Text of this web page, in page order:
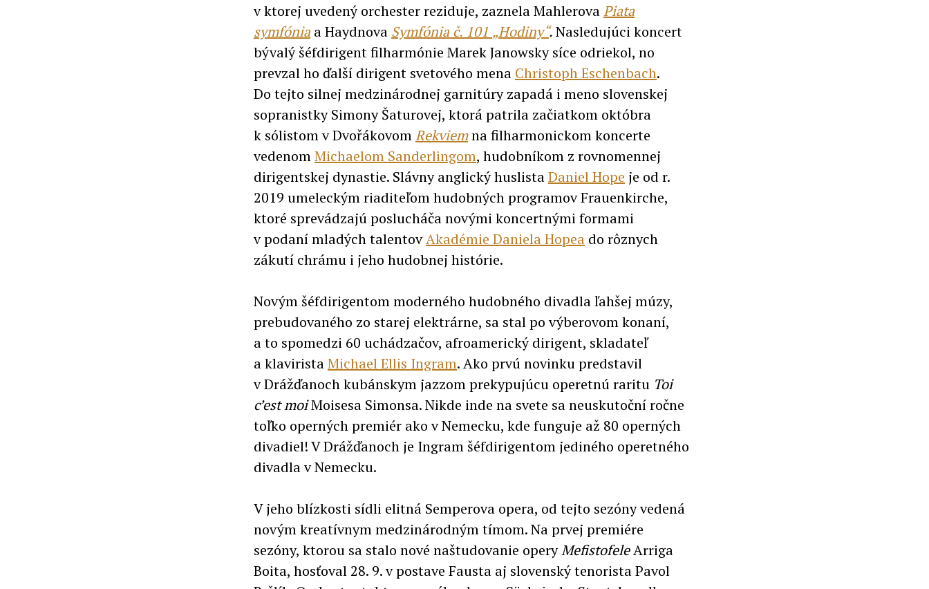
v ktorej uvedený orchester reziduje, zaznela MahlerovaPiata
symfóniaa Haydnova Symfónia č. 101 „Hodiny“.Nasledujúci koncert
bývalý šéfdirigent filharmónie Marek Janowsky síce odriekol, no
prevzal ho ďalší dirigent svetového mena Christoph Eschenbach.
Do tejto silnej medzinárodnej garnitúry zapadá i meno slovenskej
sopranistky Simony Šaturovej, ktorá patrila začiatkom októbra
k sólistom v DvořákovomRekviemna filharmonickom koncerte
vedenomMichaelom Sanderlingom, hudobníkom z rovnomennej
dirigentskej dynastie. Slávny anglický huslistaDaniel Hope je od r.
2019 umeleckým riaditeľom hudobných programov Frauenkirche,
ktoré sprevádzajú poslucháča novými koncertnými formami
v podaní mladých talentovAkadémie Daniela Hopea do rôznych
zákutí chrámu i jeho hudobnej histórie.
Novým šéfdirigentom moderného hudobného divadla ľahšej múzy,
prebudovaného zo starej elektrárne, sa stal po výberovom konaní,
a to spomedzi 60 uchádzačov, afroamerický dirigent, skladateľ
a klaviristaMichael Ellis Ingram. Ako prvú novinku predstavil
v Drážďanoch kubánskym jazzom prekypujúcu operetnú raritu Toi
c’est moiMoisesa Simonsa. Nikde inde na svete sa neuskutoční ročne
toľko operných premiér ako v Nemecku, kde funguje až 80 operných
divadiel! V Drážďanoch je Ingram šéfdirigentom jediného operetného
divadla v Nemecku.
V jeho blízkosti sídli elitná Semperova opera, od tejto sezóny vedená
novým kreatívnym medzinárodným tímom. Na prvej premiére
sezóny, ktorou sa stalo nové naštudovanie operyMefistofeleArriga
Boita, hosťoval 28. 9. v postave Fausta aj slovenský tenorista Pavol